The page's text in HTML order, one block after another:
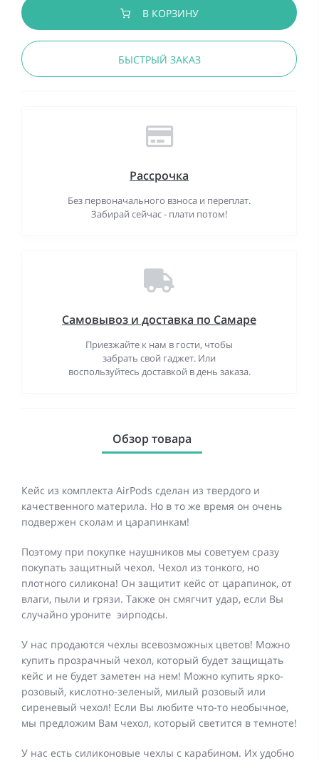
В КОРЗИНУ
БЫСТРЫЙ ЗАКАЗ
Рассрочка
Без первоначального взноса и переплат.
Забирай сейчас - плати потом!
Самовывоз и доставка по Самаре
Приезжайте к нам в гости, чтобы
забрать свой гаджет. Или
воспользуйтесь доставкой в день заказа.
Обзор товара
Кейс из комплекта AirPods сделан из твердого и
качественного материла. Но в то же время он очень
подвержен сколам и царапинкам!
Поэтому при покупке наушников мы советуем сразу
покупать защитный чехол. Чехол из тонкого, но
плотного силикона! Он защитит кейс от царапинок, от
влаги, пыли и грязи. Также он смягчит удар, если Вы
случайно уроните эирподсы.
У нас продаются чехлы всевозможных цветов! Можно
купить прозрачный чехол, который будет защищать
кейс и не будет заметен на нем! Можно купить ярко-
розовый, кислотно-зеленый, милый розовый или
сиреневый чехол! Если Вы любите что-то необычное,
мы предложим Вам чехол, который светится в темноте!
У нас есть силиконовые чехлы с карабином. Их удобно